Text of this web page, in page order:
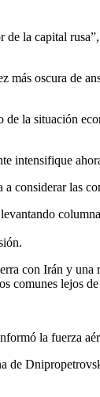
la capital
oscura de
la situación
intensifique
las
con Irán y una
comunes lejos
la fuerza
de